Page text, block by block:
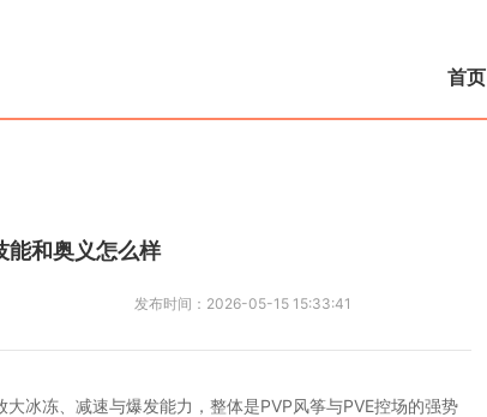
首页
能和奥义怎么样
发布时间： 2026-05-15 15:33:41
冰冻、减速与爆发能力，整体是PVP风筝与PVE控场的强势